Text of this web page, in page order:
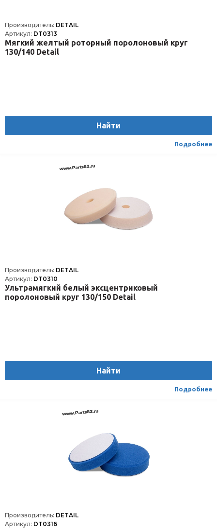
Производитель: DETAIL
Артикул: DT0313
Мягкий желтый роторный поролоновый круг
130/140 Detail
Найти
Подробнее
Производитель: DETAIL
Артикул: DT0310
Ультрамягкий белый эксцентриковый
поролоновый круг 130/150 Detail
Найти
Подробнее
Производитель: DETAIL
Артикул: DT0316